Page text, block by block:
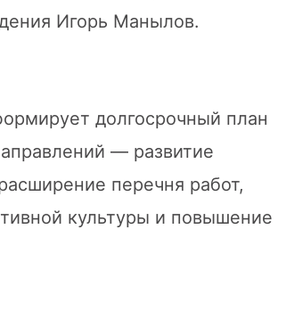
Игорь Манылов.
долгосрочный план
— развитие
перечня работ,
культуры и повышение